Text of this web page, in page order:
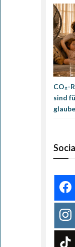
CO₂-
sind